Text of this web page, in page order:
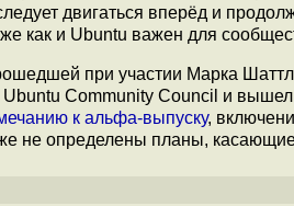
двигаться вперёд и
как и Ubuntu важен для
при участии Марка
Community Council и
к альфа-выпуску,
не определены планы,